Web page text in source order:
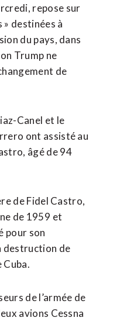
repose sur
destinées à
du pays, dans
Trump ne
de
Canel et le
ont assisté au
âgé de 94
de Fidel Castro,
de 1959 ⁠et
pour son
destruction de
Cuba.
de l’armée de
avions Cessna